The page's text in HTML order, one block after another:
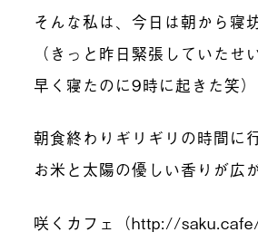
そんな私は、今日は朝から寝坊
（きっと昨日緊張していたせ
早く寝たのに9時に起きた笑）
朝食終わりギリギリの時間に
お米と太陽の優しい香りが広
咲くカフェ（http://saku.cafe/